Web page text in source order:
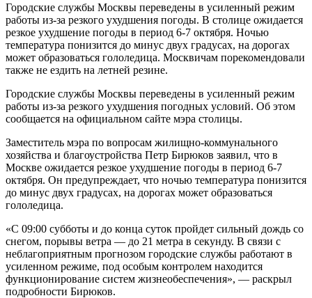
Городские службы Москвы переведены в усиленный режим
работы из-за резкого ухудшения погоды. В столице ожидается
резкое ухудшение погоды в период 6-7 октября. Ночью
температура понизится до минус двух градусах, на дорогах
может образоваться гололедица. Москвичам порекомендовали
также не ездить на летней резине.
Городские службы Москвы переведены в усиленный режим
работы из-за резкого ухудшения погодных условий. Об этом
сообщается на официальном сайте мэра столицы.
Заместитель мэра по вопросам жилищно-коммунального
хозяйства и благоустройства Петр Бирюков заявил, что в
Москве ожидается резкое ухудшение погоды в период 6-7
октября. Он предупреждает, что ночью температура понизится
до минус двух градусах, на дорогах может образоваться
гололедица.
«С 09:00 субботы и до конца суток пройдет сильный дождь со
снегом, порывы ветра — до 21 метра в секунду. В связи с
неблагоприятным прогнозом городские службы работают в
усиленном режиме, под особым контролем находится
функционирование систем жизнеобеспечения», — раскрыл
подробности Бирюков.